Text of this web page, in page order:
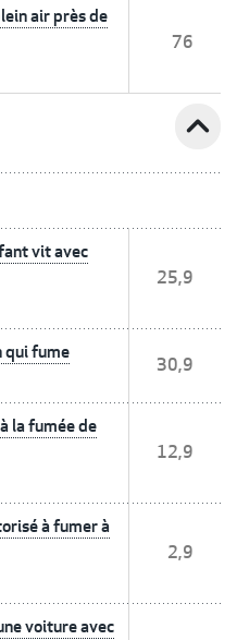
air près de
76
expand_less
vit avec
25,9
qui fume
30,9
la fumée de
12,9
à fumer à
2,9
voiture avec